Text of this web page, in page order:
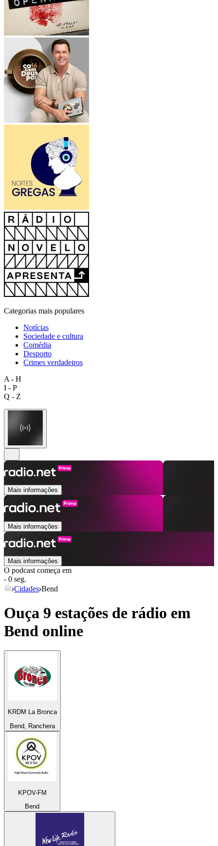
Categorias mais populares
Notícias
Sociedade e cultura
Comédia
Desporto
Crimes verdadeiros
A - H
I - P
Q - Z
Mais informações
Mais informações
Mais informações
O podcast começa em
- 0 seg.
Cidades Bend
Ouça 9 estações de rádio em
Bend online
KRDM La Bronca
Bend, Ranchera
KPOV-FM
Bend